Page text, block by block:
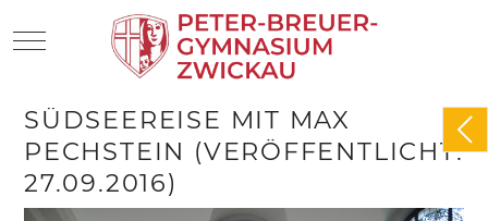
Mobile Menu Toggle
SÜDSEEREISE MIT MAX
PECHSTEIN (VERÖFFENTLICHT:
27.09.2016)